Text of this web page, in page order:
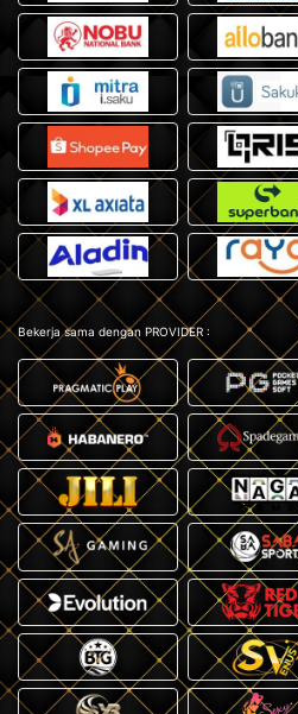
Bekerja sama dengan PROVIDER :